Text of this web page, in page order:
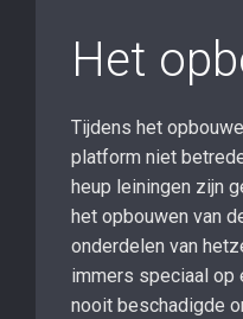
Het
Tijdens het
platform niet
heup leiningen zijn
het opbouwen van
onderdelen van
immers speciaal op
nooit beschadigde